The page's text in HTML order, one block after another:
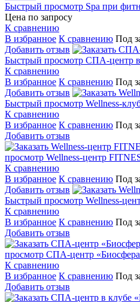
Быстрый просмотр Spa при
Цена по запросу
К сравнению
В избранное К сравнению Под
Добавить отзыв
Быстрый просмотр СПА-центр
К сравнению
В избранное К сравнению Под
Добавить отзыв
Быстрый просмотр Wellness-
К сравнению
В избранное К сравнению Под
Добавить отзыв
просмотр Wellness-центр
К сравнению
В избранное К сравнению Под
Добавить отзыв
Быстрый просмотр Wellness-
К сравнению
В избранное К сравнению Под
Добавить отзыв
просмотр СПА-центр
К сравнению
В избранное К сравнению Под
Добавить отзыв